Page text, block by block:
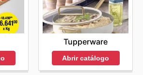
Tupperware
Abrir catálogo